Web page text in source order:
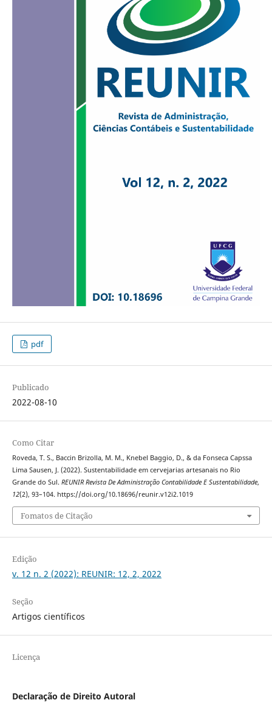
pdf
Publicado
2022-08-10
Como Citar
Roveda, T. S., Baccin Brizolla, M. M., Knebel Baggio, D., & da Fonseca Capssa
Lima Sausen, J. (2022). Sustentabilidade em cervejarias artesanais no Rio
Grande do Sul. REUNIR Revista De Administração Contabilidade E Sustentabilidade,
12(2), 93–104. https://doi.org/10.18696/reunir.v12i2.1019
Fomatos de Citação
Edição
v. 12 n. 2 (2022): REUNIR: 12, 2, 2022
Seção
Artigos científicos
Licença
Declaração de Direito Autoral